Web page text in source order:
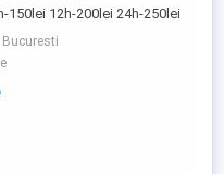
150lei 12h-200lei 24h-250lei
Bucuresti